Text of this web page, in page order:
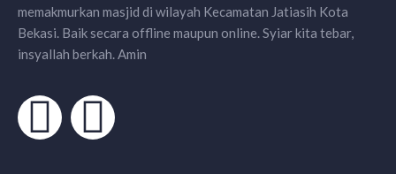
memakmurkan masjid di wilayah Kecamatan Jatiasih Kota
Bekasi. Baik secara offline maupun online. Syiar kita tebar,
insyallah berkah. Amin